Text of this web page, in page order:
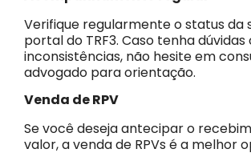
Verifique regularmente o status da
portal do TRF3. Caso tenha
inconsistências, não hesite em
advogado para orientação.
Venda de RPV
Se você deseja antecipar o
valor, a venda de RPVs é a melhor